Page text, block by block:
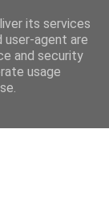
its services
user-agent are
and security
usage